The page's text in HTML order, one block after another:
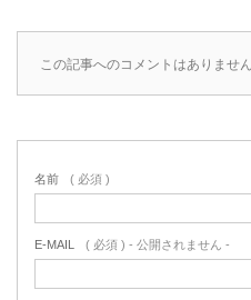
この記事へのコメントはありません
名前 ( 必須 )
E-MAIL ( 必須 ) - 公開されません -